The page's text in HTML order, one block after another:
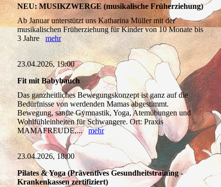
NEU: MUSIKZWERGE (musikalische Früherziehung)
Ab Januar unterstützt uns Katharina Müller mit der
musikalischen Früherziehung für Kinder von 10 Monate bis
3 Jahremehr
23.04.2026, 19:00
Fit mit Babybauch
Das ganzheitliches Bewegungskonzept ist ganz auf die
Bedürfnisse von werdenden Mamas abgestimmt.
Bewegung, sanfte Gymnastik, Yoga, Atemübungen und
Wohlfühleinheiten für Schwangere. Ort: Praxis
MAMAFREUDE,...mehr
23.04.2026, 18:00
Pilates & Yoga (Präventives Gesundheitstraining -
Krankenkassen zertifiziert)